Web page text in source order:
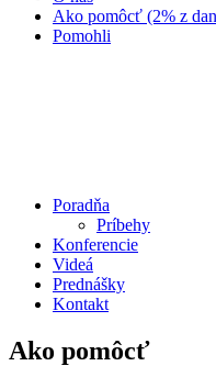
Ako pomôcť (2% z
Pomohli
Poradňa
Príbehy
Konferencie
Videá
Prednášky
Kontakt
Ako pomôcť